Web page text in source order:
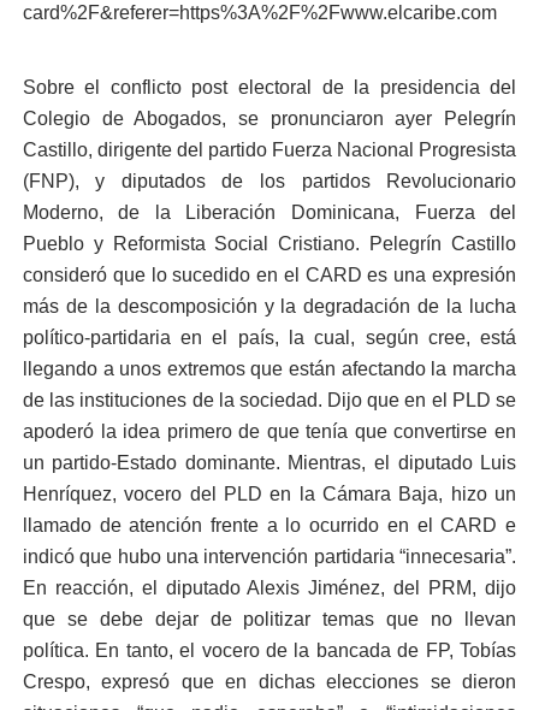
Sobre el conflicto post electoral de la presidencia del
Colegio de Abogados, se pronunciaron ayer Pelegrín
Castillo, dirigente del partido Fuerza Nacional Progresista
(FNP), y diputados de los partidos Revolucionario
Moderno, de la Liberación Dominicana, Fuerza del
Pueblo y Reformista Social Cristiano. Pelegrín Castillo
consideró que lo sucedido en el CARD es una expresión
más de la descomposición y la degradación de la lucha
político-partidaria en el país, la cual, según cree, está
llegando a unos extremos que están afectando la marcha
de las instituciones de la sociedad. Dijo que en el PLD se
apoderó la idea primero de que tenía que convertirse en
un partido-Estado dominante. Mientras, el diputado Luis
Henríquez, vocero del PLD en la Cámara Baja, hizo un
llamado de atención frente a lo ocurrido en el CARD e
indicó que hubo una intervención partidaria “innecesaria”.
En reacción, el diputado Alexis Jiménez, del PRM, dijo
que se debe dejar de politizar temas que no llevan
política. En tanto, el vocero de la bancada de FP, Tobías
Crespo, expresó que en dichas elecciones se dieron